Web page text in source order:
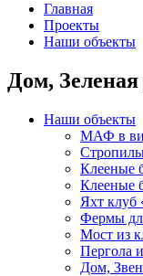
Главная
Проекты
Наши объекты
Дом,
Наши объекты
МАФ в
Клееные
Клееные
Яхт клуб
Фермы
Мост из
Пергола
Дом,